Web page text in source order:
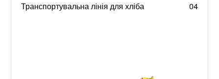
Транспортувальна лінія для хліба 04